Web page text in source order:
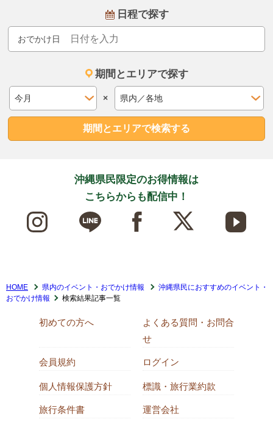
日程で探す
おでかけ日
期間とエリアで探す
×
沖縄県民限定のお得情報は
こちらからも配信中！
HOME 県内のイベント・おでかけ情報
沖縄県民におすすめのイベント・
おでかけ情報
検索結果記事一覧
初めての方へ
よくある質問・お問合
せ
会員規約 ログイン
個人情報保護方針 標識・旅行業約款
旅行条件書 運営会社